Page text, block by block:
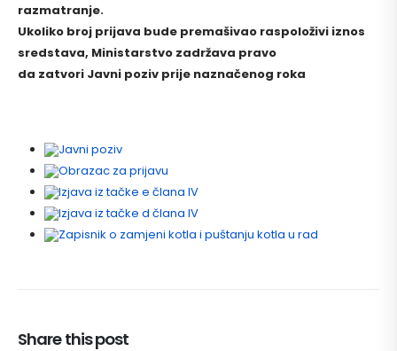
razmatranje.
Ukoliko broj prijava bude premašivao raspoloživi iznos
sredstava, Ministarstvo zadržava pravo
da zatvori Javni poziv prije naznačenog roka
Javni poziv
Obrazac za prijavu
Izjava iz tačke e člana IV
Izjava iz tačke d člana IV
Zapisnik o zamjeni kotla i puštanju kotla u rad
Share this post